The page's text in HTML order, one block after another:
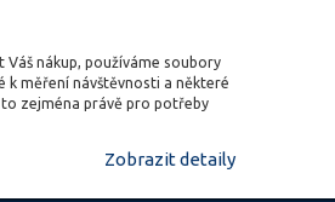
nákup, používáme soubory
k měření návštěvnosti a některé
zejména právě pro potřeby
Zobrazit detaily